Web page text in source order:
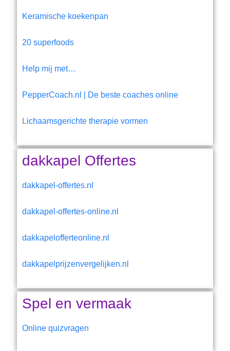
Keramische koekenpan
20 superfoods
Help mij met…
PepperCoach.nl | De beste coaches online
Lichaamsgerichte therapie vormen
dakkapel Offertes
dakkapel-offertes.nl
dakkapel-offertes-online.nl
dakkapelofferteonline.nl
dakkapelprijzenvergelijken.nl
Spel en vermaak
Online quizvragen